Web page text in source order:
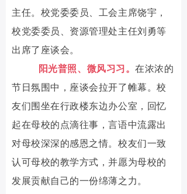
校友之窗
主任。校党委委员、工会主席饶宇，
校党委委员、资源管理处主任刘勇等
出席了座谈会。
阳光普照、微风习习。在浓浓的
节日氛围中，座谈会拉开了帷幕。校
友们围坐在行政楼东边办公室，回忆
起在母校的点滴往事，言语中流露出
对母校深深的感恩之情。校友们一致
认可母校的教学方式，并愿为母校的
发展贡献自己的一份绵薄之力。